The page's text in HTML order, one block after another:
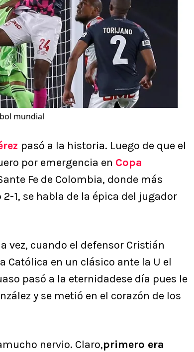
mundial
pasó a la historia. Luego de que el
por emergencia en Copa
Fe de Colombia, donde más
1, se habla de la épica del jugador
vez, cuando el defensor Cristián
Católica en un clásico ante la U el
pasó a la eternidadese día pues le
y se metió en el corazón de los
nervio. Claro,primero era